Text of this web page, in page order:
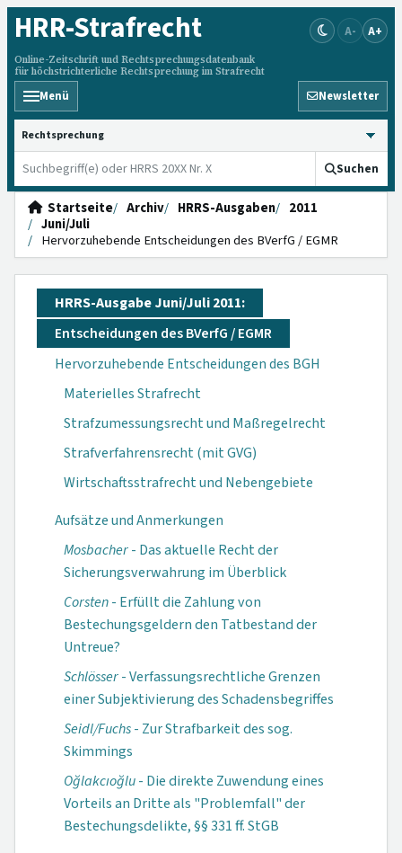
HRR-Strafrecht
Online-Zeitschrift und Rechtsprechungsdatenbank
für höchstrichterliche Rechtsprechung im Strafrecht
A- A+
Menü Newsletter
HRRS durchsuchen
Suchen
Startseite Archiv HRRS-Ausgaben
2011
Juni/Juli
Hervorzuhebende Entscheidungen des BVerfG / EGMR
HRRS-Ausgabe Juni/Juli 2011:
Entscheidungen des BVerfG / EGMR
Hervorzuhebende Entscheidungen des BGH
Materielles Strafrecht
Strafzumessungsrecht und Maßregelrecht
Strafverfahrensrecht (mit GVG)
Wirtschaftsstrafrecht und Nebengebiete
Aufsätze und Anmerkungen
Mosbacher- Das aktuelle Recht der
Sicherungsverwahrung im Überblick
Corsten- Erfüllt die Zahlung von
Bestechungsgeldern den Tatbestand der
Untreue?
Schlösser- Verfassungsrechtliche Grenzen
einer Subjektivierung des Schadensbegriffes
Seidl/Fuchs- Zur Strafbarkeit des sog.
Skimmings
Oğlakcıoğlu- Die direkte Zuwendung eines
Vorteils an Dritte als "Problemfall" der
Bestechungsdelikte, §§ 331 ff. StGB